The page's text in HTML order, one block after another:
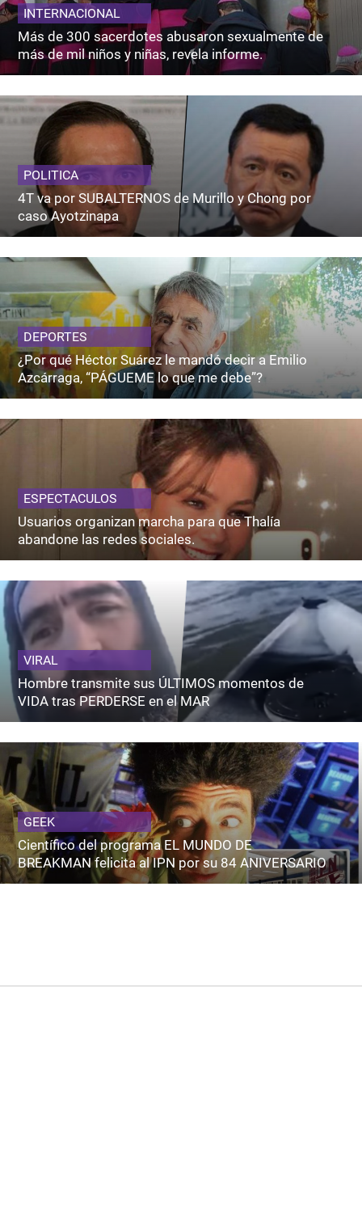
INTERNACIONAL
Más de 300 sacerdotes abusaron sexualmente de
más de mil niños y niñas, revela informe.
POLITICA
4T va por SUBALTERNOS de Murillo y Chong por
caso Ayotzinapa
DEPORTES
¿Por qué Héctor Suárez le mandó decir a Emilio
Azcárraga, “PÁGUEME lo que me debe”?
ESPECTACULOS
Usuarios organizan marcha para que Thalía
abandone las redes sociales.
VIRAL
Hombre transmite sus ÚLTIMOS momentos de
VIDA tras PERDERSE en el MAR
GEEK
Científico del programa EL MUNDO DE
BREAKMAN felicita al IPN por su 84 ANIVERSARIO